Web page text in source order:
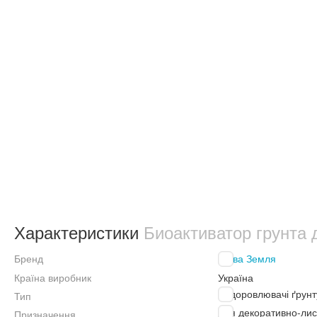
Характеристики Биоактиватор
Бренд Жива Земля
Країна виробник
Україна
Тип
Оздоровлювачі
Для декоративно-